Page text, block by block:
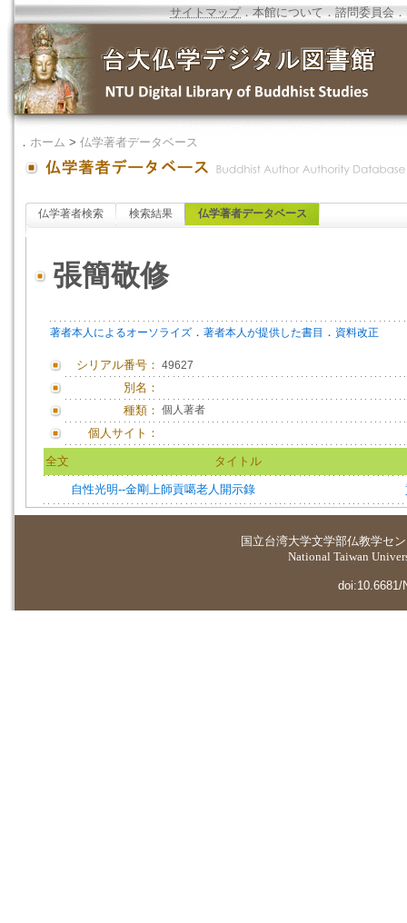
サイトマップ．本館について ．諮問委員会 ．
． ホーム > 仏学著者データベース
仏学著者検索 検索結果 仏学著者データベース
張簡敬修
著者本人によるオーソライズ ． 著者本人が提供した書目 ． 資料改正
シリアル番号： 49627
別名：
種類： 個人著者
個人サイト：
全文 タイトル
自性光明--金剛上師貢噶老人開示錄
国立台湾大学文学部仏教学セ
National Taiwan
doi:10.6681/